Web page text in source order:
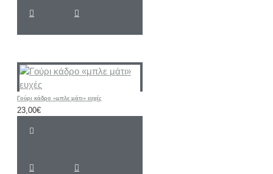
Γούρι κάδρο «μπλε μάτι» ευχές
23,00€